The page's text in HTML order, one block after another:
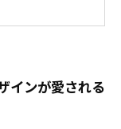
のコンディ
インが愛される